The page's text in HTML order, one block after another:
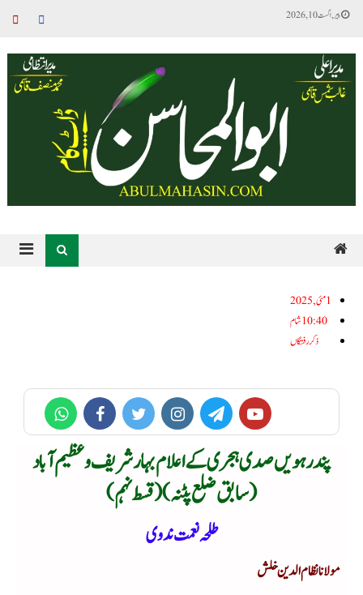
پیر, اگست 10, 2026
1مئی, 2025
10:40 شام
ذکر رفتگاں
پندرہویں صدی ہجری کے اعلام بہار شریف و عظیم آباد
(سابق ضلع پٹنہ) ( قسط نہم )
طلحہ نعمت ندوی
مولانا نظام الدین خلش